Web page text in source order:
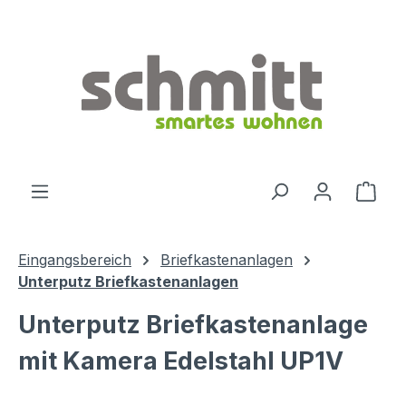
Eingangsbereich
Briefkastenanlagen
Unterputz Briefkastenanlagen
Unterputz Briefkastenanlage
mit Kamera Edelstahl UP1V